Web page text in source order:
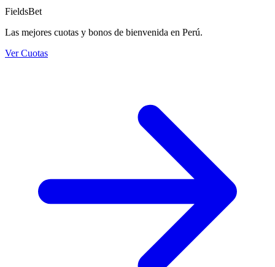
FieldsBet
Las mejores cuotas y bonos de bienvenida en Perú.
Ver Cuotas